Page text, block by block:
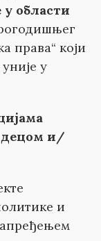
у области
права“ који
у
ама
децом и/
и